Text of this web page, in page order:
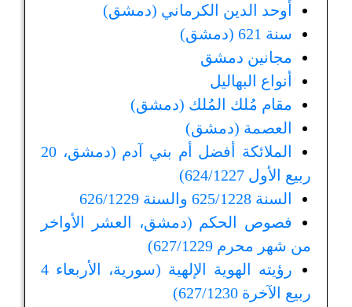
أوحد الدين الكرماني (دمشق)
سنة 621 (دمشق)
مجانين دمشق
أنواع البهاليل
مقام مُلك المُلك (دمشق)
العصمة (دمشق)
الملائكة أفضل أم بني آدم (دمشق، 20
ربيع الأول 624/1227)
السنة 625/1228 والسنة 626/1229
فصوص الحكم (دمشق، العشر الأواخر
من شهر محرم 627/1229)
رؤيته الهوية الإلهية (سورية، الأربعاء 4
ربيع الآخرة 627/1230)